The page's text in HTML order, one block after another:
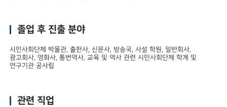
졸업 후 진출 분야
시민사회단체 박물관, 출판사, 신문사, 방송국, 사설 학원, 일반회사,
광고회사, 영화사, 통번역사, 교육 및 역사 관련 시민사회단체 학계 및
연구기관 공사립
관련 직업